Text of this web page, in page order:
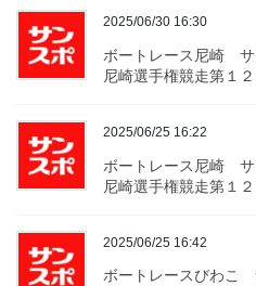
2025/06/30 16:30
ボートレース尼崎 サ
尼崎選手権競走第１
2025/06/25 16:22
ボートレース尼崎 サ
尼崎選手権競走第１
2025/06/25 16:42
ボートレースびわこ